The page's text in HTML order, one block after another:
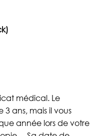
médical. Le
ans, mais il vous
année lors de votre